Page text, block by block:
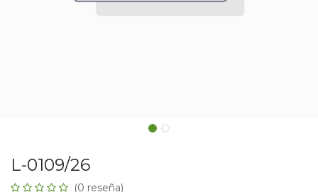
L-0109/26
(0 reseña)